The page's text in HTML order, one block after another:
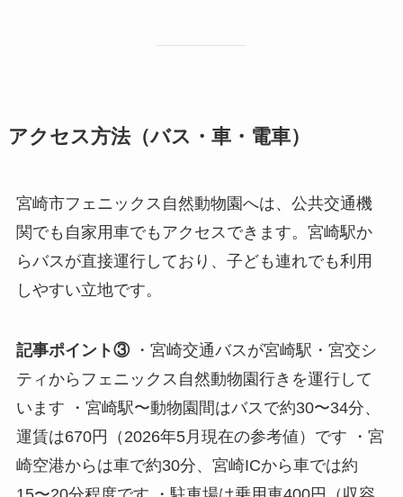
アクセス方法（バス・車・電車）
宮崎市フェニックス自然動物園へは、公共交通機
関でも自家用車でもアクセスできます。宮崎駅か
らバスが直接運行しており、子ども連れでも利用
しやすい立地です。
記事ポイント③・宮崎交通バスが宮崎駅・宮交シ
ティからフェニックス自然動物園行きを運行して
います ・宮崎駅〜動物園間はバスで約30〜34分、
運賃は670円（2026年5月現在の参考値）です ・宮
崎空港からは車で約30分、宮崎ICから車では約